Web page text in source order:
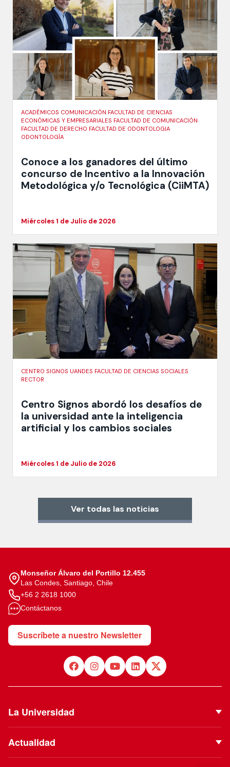
ACADÉMICOS COMUNICACIÓN FACULTAD DE CIENCIAS
ECONÓMICAS Y EMPRESARIALES FACULTAD DE COMUNICACIÓN
FACULTAD DE DERECHO FACULTAD DE ODONTOLOGIA
ODONTOLOGÍA
Conoce a los ganadores del último
concurso de Incentivo a la Innovación
Metodológica y/o Tecnológica (CiiMTA)
Miércoles 1 de Julio de 2026
CENTRO SIGNOS UANDES FACULTAD DE CIENCIAS SOCIALES
RECTOR
Centro Signos abordó los desafíos de
la universidad ante la inteligencia
artificial y los cambios sociales
Miércoles 1 de Julio de 2026
Ver todas las noticias
Monseñor Álvaro del Portillo 12.455
Las Condes, Santiago, Chile
+56 2 2618 1000
Contáctanos
Suscríbete a nuestro Newsletter
La Universidad
Actualidad